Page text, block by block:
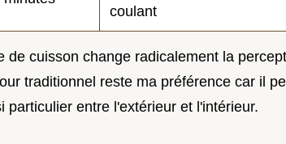
coulant
de cuisson change radicalement la
traditionnel reste ma préférence car il
particulier entre l'extérieur et l'intérieur.